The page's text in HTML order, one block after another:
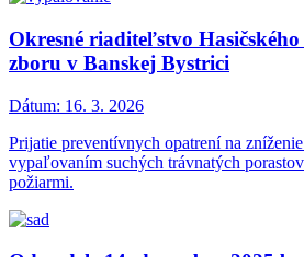
Okresné riaditeľstvo
zboru v Banskej Bystrici
Dátum: 16. 3. 2026
Prijatie preventívnych opatrení na
vypaľovaním suchých trávnatých
požiarmi.